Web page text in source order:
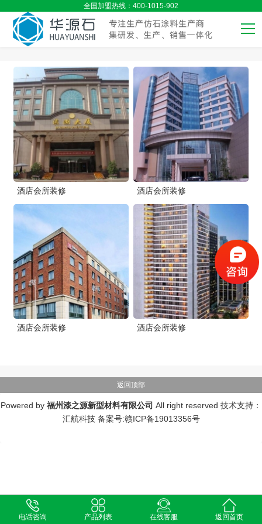
全国加盟热线：400-1015-902
酒店会所装修 酒店会所装修
酒店会所装修 酒店会所装修
返回顶部
Powered by 福州漆之源新型材料有限公司 All right reserved 技术支持：
汇航科技 备案号:赣ICP备19013356号
电话咨询 产品列表 在线客服 返回首页